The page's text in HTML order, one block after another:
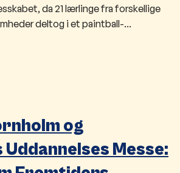
da 21 lærlinge fra forskellige
deltog i et paintball-...
og
Messe: